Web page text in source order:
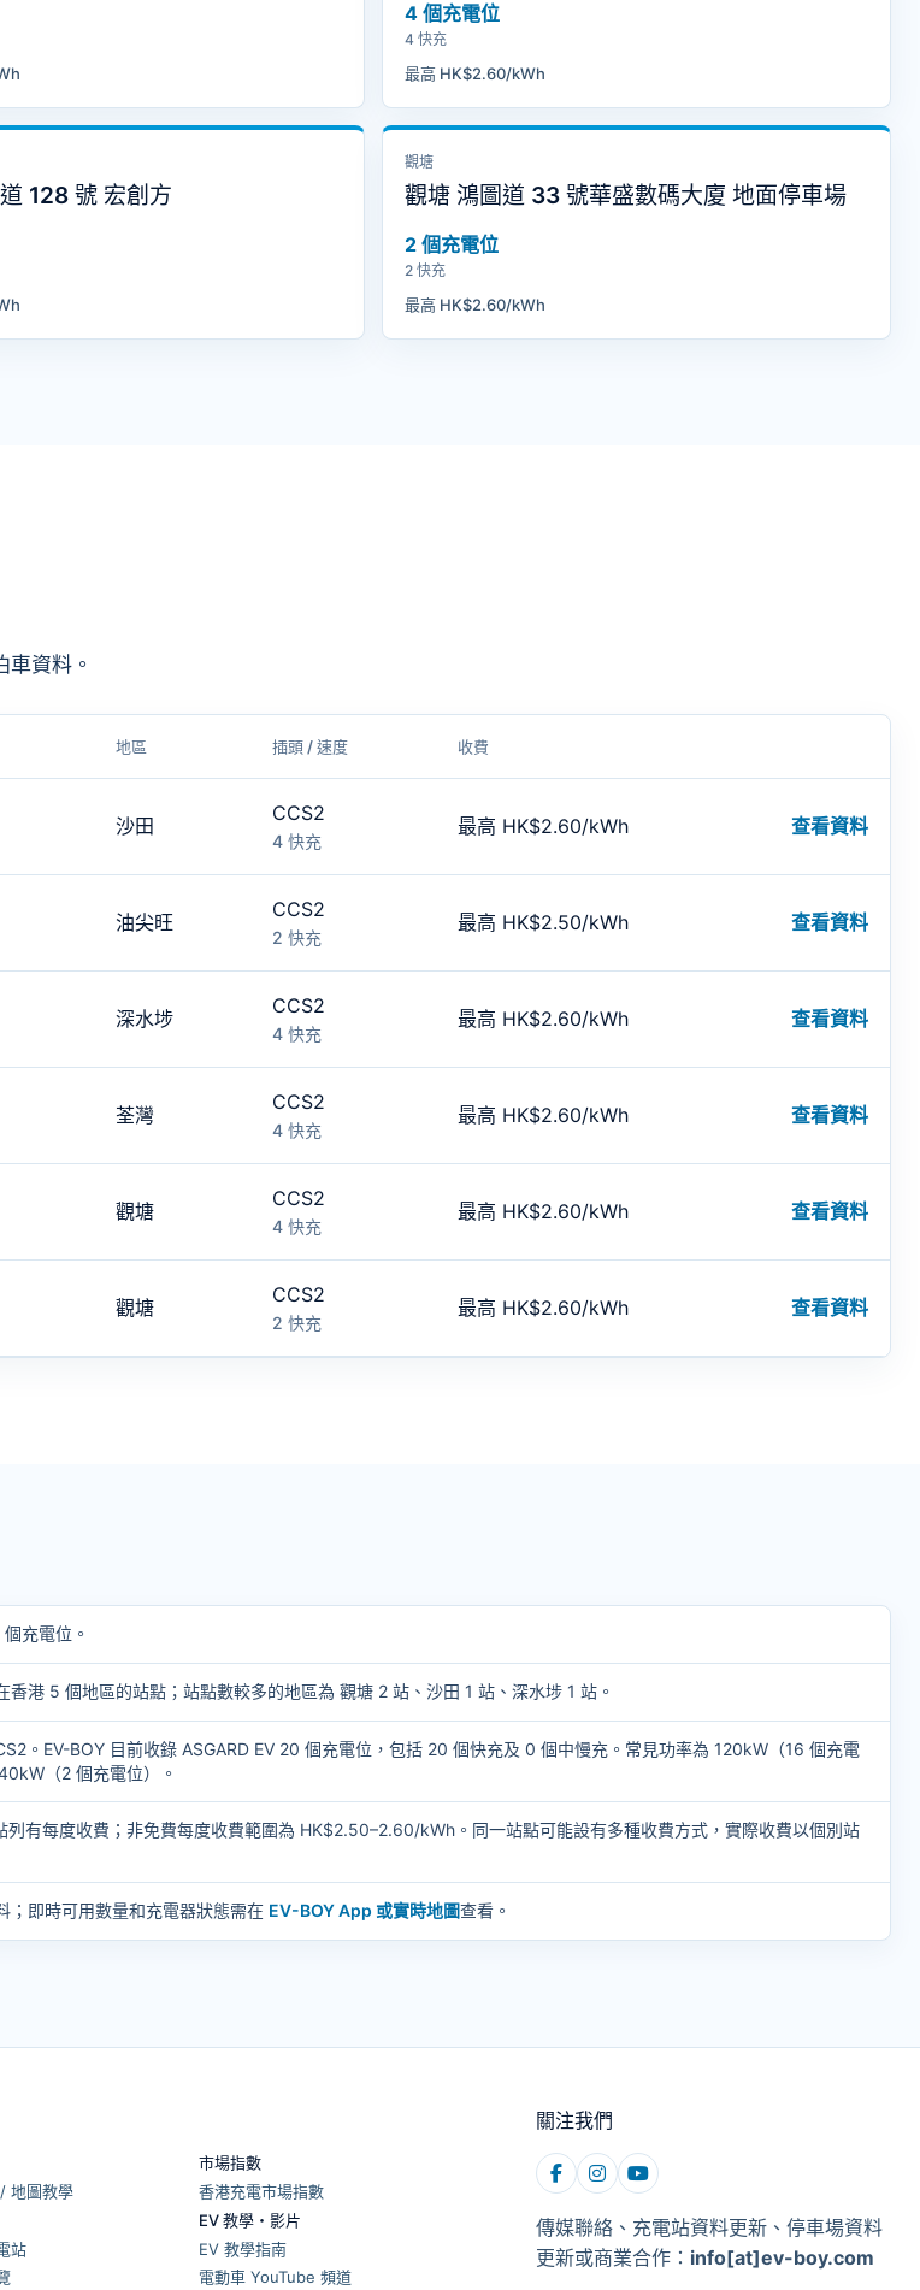
4 個充電位
4 快充
最高 HK$2.60/kWh
128 號 宏創方
觀塘
觀塘 鴻圖道 33 號華盛數碼大廈 地面停車場
2 個充電位
2 快充
最高 HK$2.60/kWh
資料。
地區 插頭 / 速度 收費
沙田
CCS2
4 快充
最高 HK$2.60/kWh 查看資料
油尖旺
CCS2
2 快充
最高 HK$2.50/kWh 查看資料
深水埗
CCS2
4 快充
最高 HK$2.60/kWh 查看資料
荃灣
CCS2
4 快充
最高 HK$2.60/kWh 查看資料
觀塘
CCS2
4 快充
最高 HK$2.60/kWh 查看資料
觀塘
CCS2
2 快充
最高 HK$2.60/kWh 查看資料
充電位。
香港 5 個地區的站點；站點數較多的地區為 觀塘 2 站、沙田 1 站、深水埗 1 站。
。EV-BOY 目前收錄 ASGARD EV 20 個充電位，包括 20 個快充及 0 個中慢充。常見功率為 120kW（16 個充電
（2 個充電位）。
列有每度收費；非免費每度收費範圍為 HK$2.50–2.60/kWh。同一站點可能設有多種收費方式，實際收費以個別站
；即時可用數量和充電器狀態需在 EV-BOY App 或實時地圖查看。
地圖教學
市場指數
香港充電市場指數
站
EV 教學・影片
EV 教學指南
電動車 YouTube 頻道
關注我們
傳媒聯絡、充電站資料更新、停車場資料
更新或商業合作： info[at]ev-boy.com